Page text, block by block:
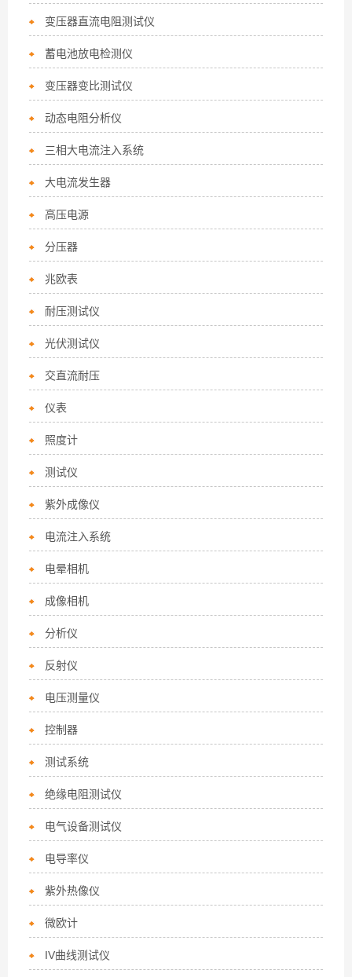
变压器直流电阻测试仪
蓄电池放电检测仪
变压器变比测试仪
动态电阻分析仪
三相大电流注入系统
大电流发生器
高压电源
分压器
兆欧表
耐压测试仪
光伏测试仪
交直流耐压
仪表
照度计
测试仪
紫外成像仪
电流注入系统
电晕相机
成像相机
分析仪
反射仪
电压测量仪
控制器
测试系统
绝缘电阻测试仪
电气设备测试仪
电导率仪
紫外热像仪
微欧计
IV曲线测试仪